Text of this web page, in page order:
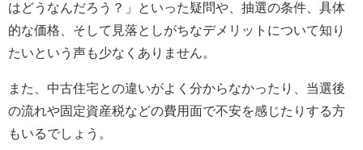
はどうなんだろう？」といった疑問や、抽選の条件、具体
的な価格、そして見落としがちなデメリットについて知り
たいという声も少なくありません。
また、中古住宅との違いがよく分からなかったり、当選後
の流れや固定資産税などの費用面で不安を感じたりする方
もいるでしょう。